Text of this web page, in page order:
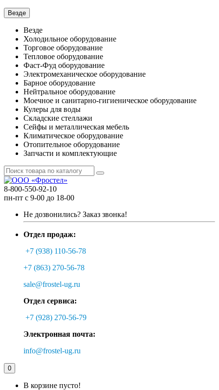
Везде
Везде
Холодильное оборудование
Торговое оборудование
Тепловое оборудование
Фаст-Фуд оборудование
Электромеханическое оборудование
Барное оборудование
Нейтральное оборудование
Моечное и санитарно-гигиеническое оборудование
Кулеры для воды
Складские стеллажи
Сейфы и металлическая мебель
Климатическое оборудование
Отопительное оборудование
Запчасти и комплектующие
8-800-550-92-10
пн-пт с 9-00 до 18-00
Не дозвонились? Заказ звонка!
Отдел продаж:
+7 (938) 110-56-78
+7 (863) 270-56-78
sale@frostel-ug.ru
Отдел сервиса:
+7 (928) 270-56-79
Электронная почта:
info@frostel-ug.ru
0
В корзине пусто!